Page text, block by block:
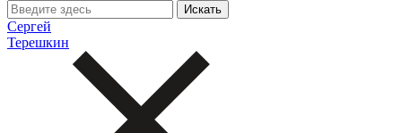
Сергей
Терешкин